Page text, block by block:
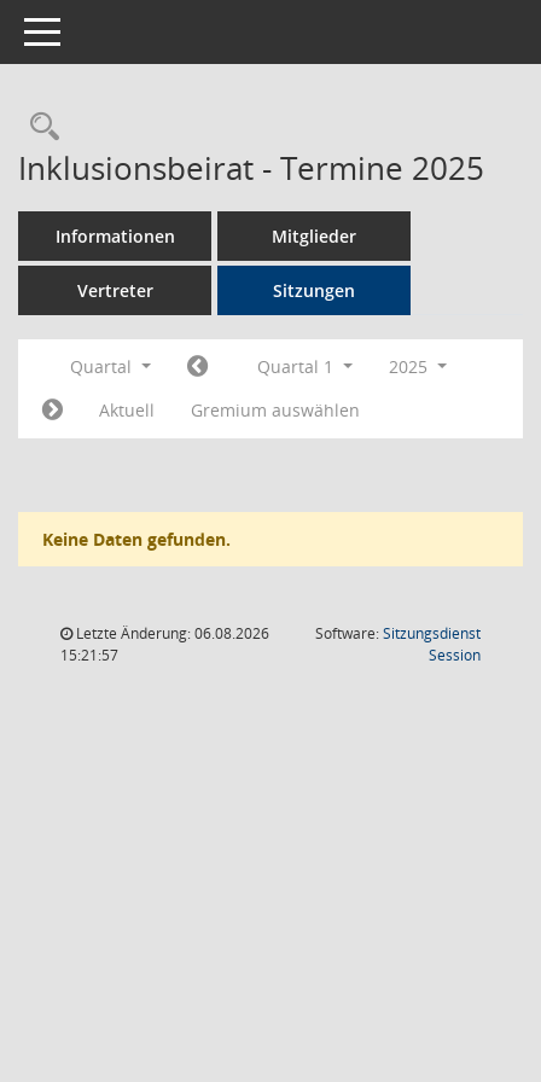
Toggle navigation
Rechercheauswahl
Inklusionsbeirat - Termine 2025
Informationen Mitglieder
Vertreter Sitzungen
Quartal Quartal 1
2025
Aktuell
Gremium auswählen
Keine Daten gefunden.
Letzte Änderung: 06.08.2026
15:21:57
Software:Sitzungsdienst
Session(Wird in